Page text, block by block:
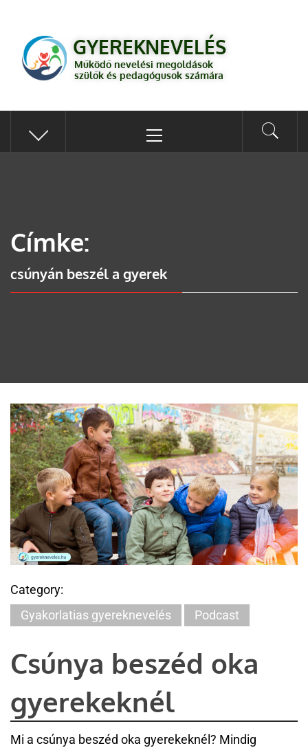
GYEREKNEVELÉS
számára
GYEREKNEVELÉS
Működő nevelési megoldások
szülők és pedagógusok számára
Címke:
csúnyán beszél a gyerek
Category:
Gyakorlatias gyereknevelés
Podcast
Csúnya beszéd oka
gyerekeknél
Mi a csúnya beszéd oka gyerekeknél? Mindig